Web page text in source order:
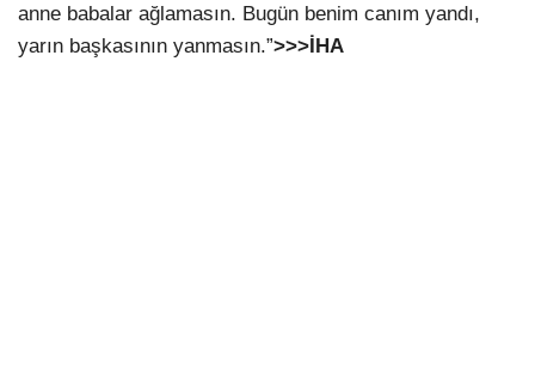
anne babalar ağlamasın. Bugün benim canım yandı,
yarın başkasının yanmasın.”>>>İHA